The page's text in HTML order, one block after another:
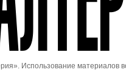
Использование